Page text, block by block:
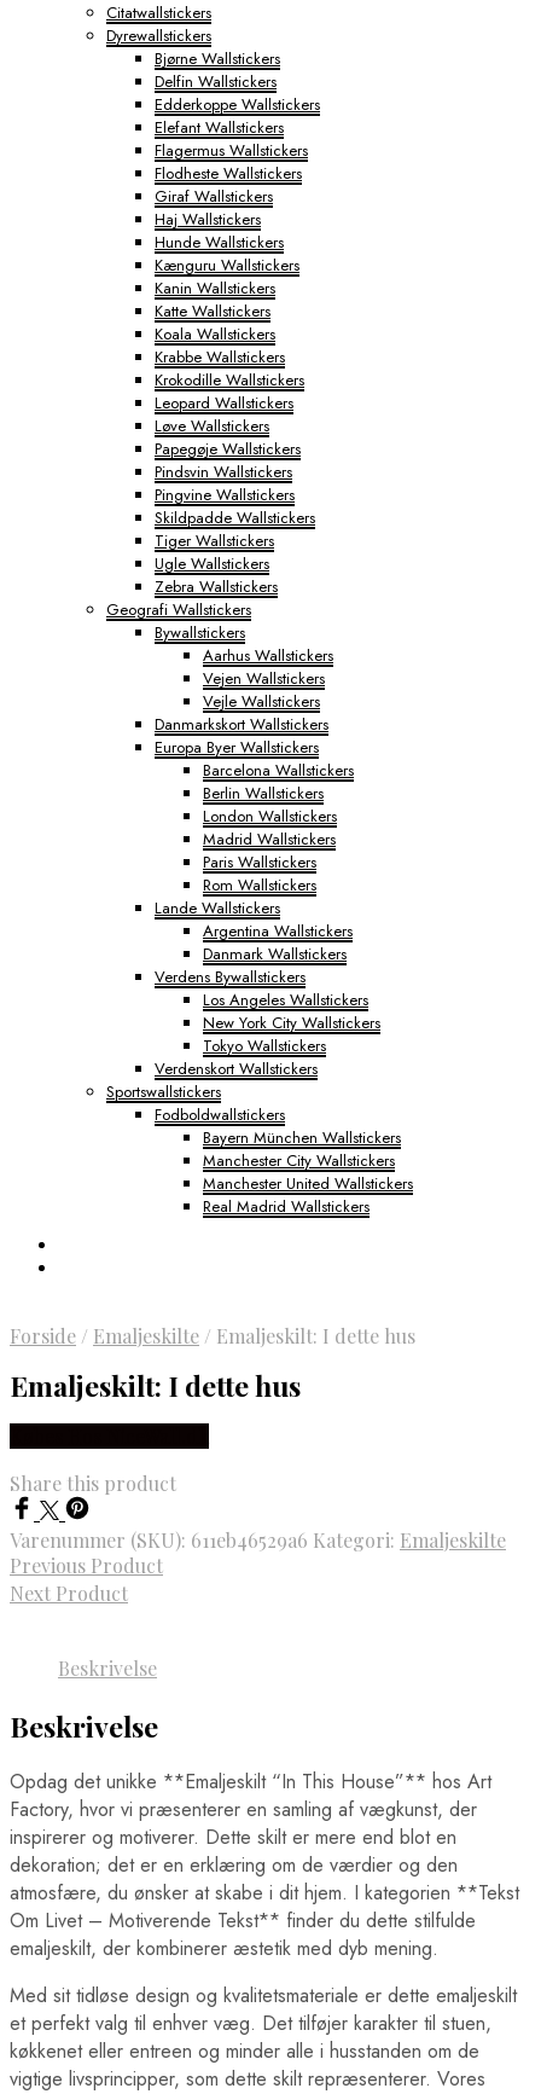
Citatwallstickers
Dyrewallstickers
Bjørne Wallstickers
Delfin Wallstickers
Edderkoppe Wallstickers
Elefant Wallstickers
Flagermus Wallstickers
Flodheste Wallstickers
Giraf Wallstickers
Haj Wallstickers
Hunde Wallstickers
Kænguru Wallstickers
Kanin Wallstickers
Katte Wallstickers
Koala Wallstickers
Krabbe Wallstickers
Krokodille Wallstickers
Leopard Wallstickers
Løve Wallstickers
Papegøje Wallstickers
Pindsvin Wallstickers
Pingvine Wallstickers
Skildpadde Wallstickers
Tiger Wallstickers
Ugle Wallstickers
Zebra Wallstickers
Geografi Wallstickers
Bywallstickers
Aarhus Wallstickers
Vejen Wallstickers
Vejle Wallstickers
Danmarkskort Wallstickers
Europa Byer Wallstickers
Barcelona Wallstickers
Berlin Wallstickers
London Wallstickers
Madrid Wallstickers
Paris Wallstickers
Rom Wallstickers
Lande Wallstickers
Argentina Wallstickers
Danmark Wallstickers
Verdens Bywallstickers
Los Angeles Wallstickers
New York City Wallstickers
Tokyo Wallstickers
Verdenskort Wallstickers
Sportswallstickers
Fodboldwallstickers
Bayern München Wallstickers
Manchester City Wallstickers
Manchester United Wallstickers
Real Madrid Wallstickers
Forside / Emaljeskilte / Emaljeskilt: I dette hus
Emaljeskilt: I dette hus
Share this product
Varenummer (SKU): 611eb46529a6 Kategori: Emaljeskilte
Previous Product
Next Product
Beskrivelse
Beskrivelse
Opdag det unikke **Emaljeskilt “In This House”** hos Art
Factory, hvor vi præsenterer en samling af vægkunst, der
inspirerer og motiverer. Dette skilt er mere end blot en
dekoration; det er en erklæring om de værdier og den
atmosfære, du ønsker at skabe i dit hjem. I kategorien **Tekst
Om Livet – Motiverende Tekst** finder du dette stilfulde
emaljeskilt, der kombinerer æstetik med dyb mening.
Med sit tidløse design og kvalitetsmateriale er dette emaljeskilt
et perfekt valg til enhver væg. Det tilføjer karakter til stuen,
køkkenet eller entreen og minder alle i husstanden om de
vigtige livsprincipper, som dette skilt repræsenterer. Vores